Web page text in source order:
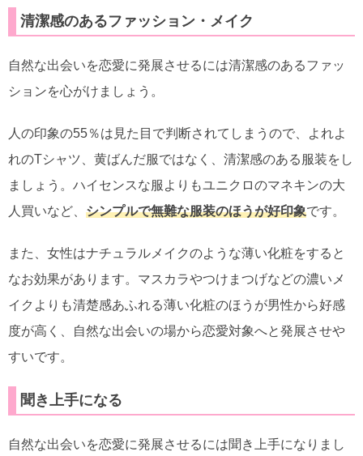
清潔感のあるファッション・メイク
自然な出会いを恋愛に発展させるには清潔感のあるファッ
ションを心がけましょう。
人の印象の55％は見た目で判断されてしまうので、よれよ
れのTシャツ、黄ばんだ服ではなく、清潔感のある服装をし
ましょう。ハイセンスな服よりもユニクロのマネキンの大
人買いなど、 シンプルで無難な服装のほうが好印象です。
また、女性はナチュラルメイクのような薄い化粧をすると
なお効果があります。マスカラやつけまつげなどの濃いメ
イクよりも清楚感あふれる薄い化粧のほうが男性から好感
度が高く、自然な出会いの場から恋愛対象へと発展させや
すいです。
聞き上手になる
自然な出会いを恋愛に発展させるには聞き上手になりまし